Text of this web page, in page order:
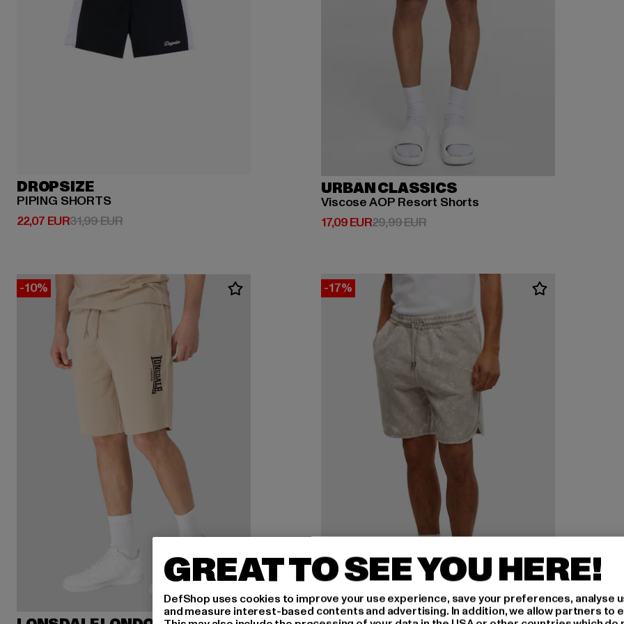
DROPSIZE
PIPING SHORTS
22,07 EUR
Derzeitiger Preis: 22,07 EUR
31,99 EURAktionspreis: 31,99 EUR
URBAN CLASSICS
Viscose AOP Resort Shorts
17,09 EUR
Derzeitiger Preis: 17,09 EUR
29,99 EURAktionspreis: 29,99 EUR
-10% -17%
GREAT TO SEE YOU HERE!
DefShop uses cookies to improve your use experience, save your preferences, analyse
and measure interest-based contents and advertising. In addition, we allow partners to